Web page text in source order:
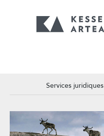
Services juridiques